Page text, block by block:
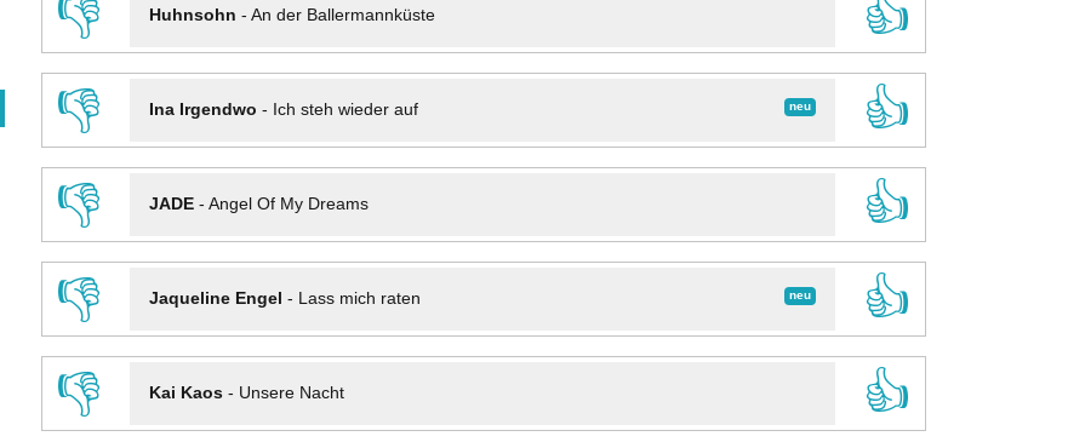
👎
Huhnsohn - An der Ballermannküste
👍
👎
neu
Ina Irgendwo - Ich steh wieder auf
👍
👎
JADE- Angel Of My Dreams
👍
👎
neu
Jaqueline Engel - Lass mich raten
👍
👎
Kai Kaos- Unsere Nacht
👍